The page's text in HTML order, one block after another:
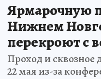
Ярмарочную
Нижнем
перекроют с
Проход и сквозное
22 мая из-за